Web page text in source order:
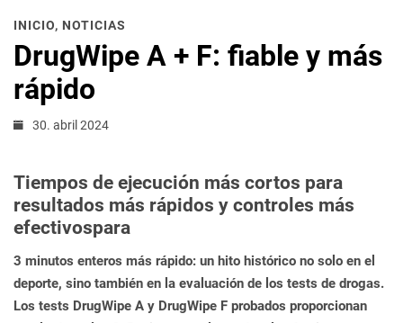
INICIO, NOTICIAS
DrugWipe A + F: fiable y más
rápido
30. abril 2024
Tiempos de ejecución más cortos para
resultados más rápidos y controles más
efectivospara
3 minutos enteros más rápido: un hito histórico no solo en el
deporte, sino también en la evaluación de los tests de drogas.
Los tests DrugWipe A y DrugWipe F probados proporcionan